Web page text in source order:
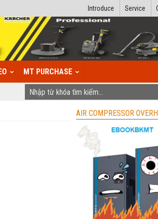
Service
Introduce
MT PURCHASE
AIR COMPRESSOR